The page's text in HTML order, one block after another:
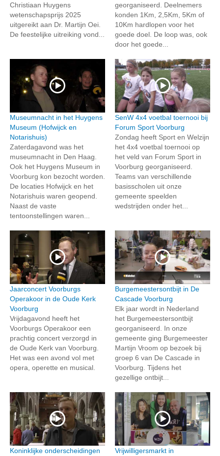
Christiaan Huygens
wetenschapsprijs 2025
uitgereikt aan Dr. Martijn Oei.
De feestelijke uitreiking vond...
georganiseerd. Deelnemers
konden 1Km, 2,5Km, 5Km of
10Km hardlopen voor het
goede doel. De loop was, ook
door het goede...
Museumnacht in het Huygens
Museum (Hofwijck en
Notarishuis)
Zaterdagavond was het
museumnacht in Den Haag.
Ook het Huygens Museum in
Voorburg kon bezocht worden.
De locaties Hofwijck en het
Notarishuis waren geopend.
Naast de vaste
tentoonstellingen waren...
SenW 4x4 voetbal toernooi bij
Forum Sport Voorburg
Zondag heeft Sport en Welzijn
het 4x4 voetbal toernooi op
het veld van Forum Sport in
Voorburg georganiseerd.
Teams van verschillende
basisscholen uit onze
gemeente speelden
wedstrijden onder het...
Jaarconcert Voorburgs
Operakoor in de Oude Kerk
Voorburg
Vrijdagavond heeft het
Voorburgs Operakoor een
prachtig concert verzorgd in
de Oude Kerk van Voorburg.
Het was een avond vol met
opera, operette en musical.
Burgemeestersontbijt in De
Cascade Voorburg
Elk jaar wordt in Nederland
het Burgemeestersontbijt
georganiseerd. In onze
gemeente ging Burgemeester
Martijn Vroom op bezoek bij
groep 6 van De Cascade in
Voorburg. Tijdens het
gezellige ontbijt...
Koninklijke onderscheidingen
Vrijwilligersmarkt in